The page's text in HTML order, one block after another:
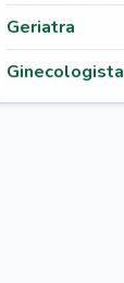
Geriatra
Ginecologista